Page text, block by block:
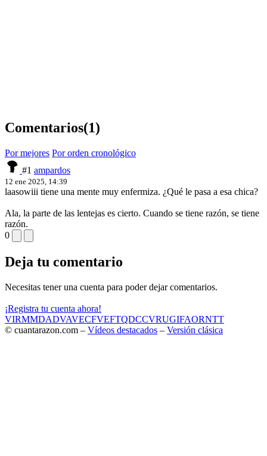
Comentarios(1)
Por mejores Por orden cronológico
#1 ampardos
12 ene 2025, 14:39
laasowiii tiene una mente muy enfermiza. ¿Qué le pasa a esa chica?
Ala, la parte de las lentejas es cierto. Cuando se tiene razón, se tiene
razón.
0
Deja tu comentario
Necesitas tener una cuenta para poder dejar comentarios.
¡Registra tu cuenta ahora!
VIRMMDADVAVECFVEFTQDCCVRUGIFAORNTT
© cuantarazon.com – Vídeos destacados – Versión clásica